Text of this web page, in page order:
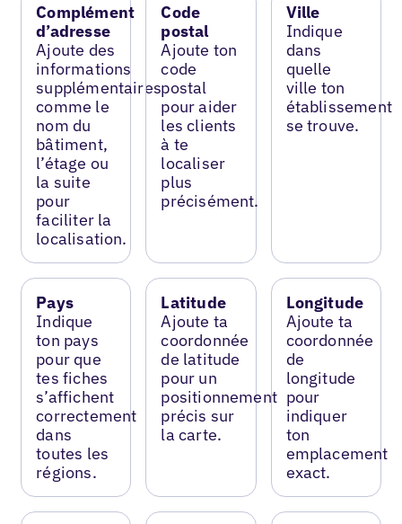
Complément
d’adresse
Ajoute des
informations
supplémentaires
comme le
nom du
bâtiment,
l’étage ou
la suite
pour
faciliter la
localisation.
Code
postal
Ajoute ton
code
postal
pour aider
les clients
à te
localiser
plus
précisément.
Ville
Indique
dans
quelle
ville ton
établissement
se trouve.
Pays
Indique
ton pays
pour que
tes fiches
s’affichent
correctement
dans
toutes les
régions.
Latitude
Ajoute ta
coordonnée
de latitude
pour un
positionnement
précis sur
la carte.
Longitude
Ajoute ta
coordonnée
de
longitude
pour
indiquer
ton
emplacement
exact.